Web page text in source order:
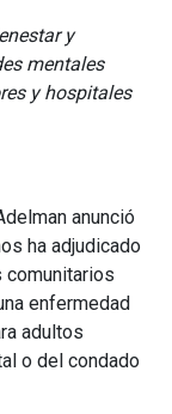
y
mentales
y hospitales
anunció
ha adjudicado
comunitarios
enfermedad
adultos
o del condado